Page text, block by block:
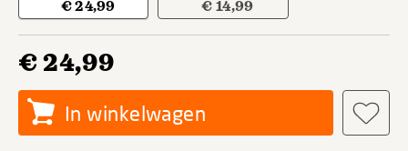
€ 24,99 € 14,99
€ 24,99
In winkelwagen